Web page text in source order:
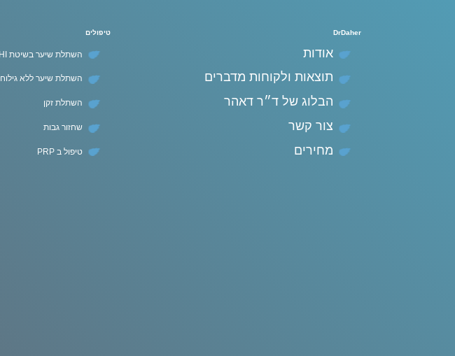
DrDaher
אודות
תוצאות ולקוחות מדברים
הבלוג של ד״ר דאהר
צור קשר
מחירים
טיפולים
השתלת שיער בשיטת DHI
השתלת שיער ללא גילוח
השתלת זקן
שחזור גבות
טיפול ב PRP